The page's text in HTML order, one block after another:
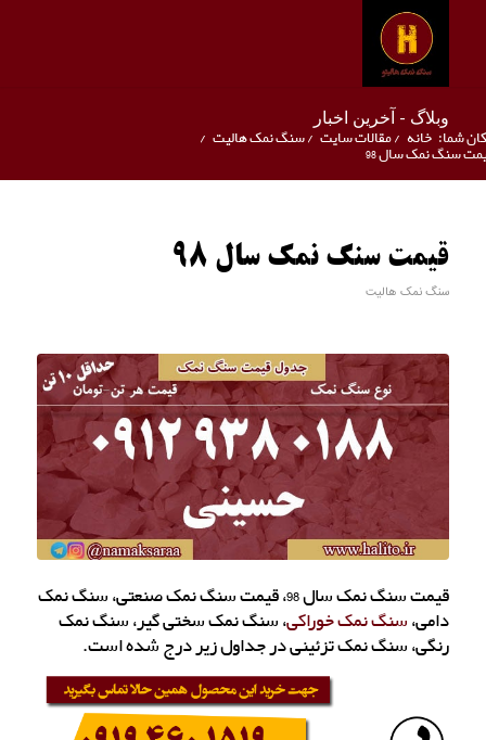
وبلاگ - آخرین اخبار
شما: خانه /مقالات سایت /سنگ نمک هالیت /
سنگ نمک سال 98
قیمت سنگ نمک سال 98
سنگ نمک هالیت
قیمت سنگ نمک سال 98، قیمت سنگ نمک صنعتی، سنگ نمک
دامی،سنگ نمک خوراکی، سنگ نمک سختی گیر، سنگ نمک
رنگی، سنگ نمک تزئینی در جداول زیر درج شده است.